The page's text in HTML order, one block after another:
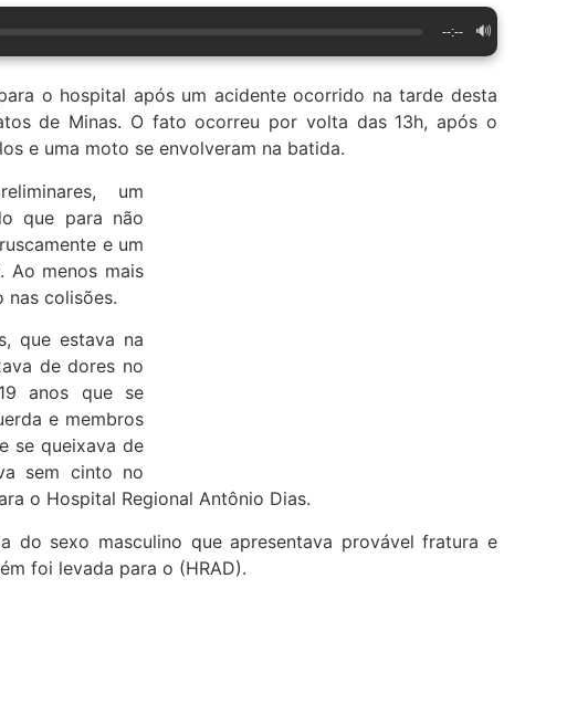
--:-- 🔊
o hospital após um acidente ocorrido na tarde desta
de Minas. O fato ocorreu por volta das 13h, após o
e uma moto se envolveram na batida.
um
que para não
e um
Ao menos mais
nas colisões.
que estava na
de dores no
anos que se
e membros
se queixava de
sem cinto no
o Hospital Regional Antônio Dias.
do sexo masculino que apresentava provável fratura e
foi levada para o (HRAD).